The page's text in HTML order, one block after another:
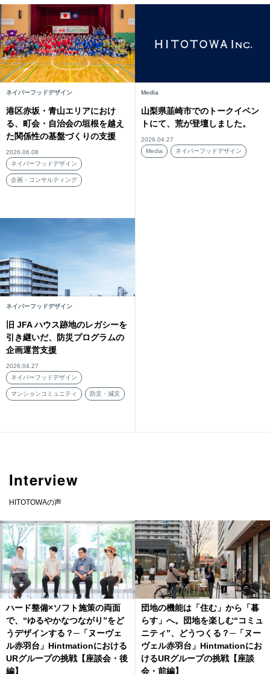
ネイバーフッドデザイン
港区赤坂・青山エリアにおけ
る、町会・自治会の垣根を越え
た関係性の基盤づくりの支援
2026.06.08
ネイバーフッドデザイン
企画・コンサルティング
Media
山梨県韮崎市でのトークイベン
トにて、荒が登壇しました。
2026.04.27
Media
ネイバーフッドデザイン
ネイバーフッドデザイン
旧 JFA ハウス跡地のレガシーを
引き継いだ、防災プログラムの
企画運営支援
2026.04.27
ネイバーフッドデザイン
マンションコミュニティ 防災・減災
Interview
HITOTOWAの声
ハード整備×ソフト施策の両面
で、“ゆるやかなつながり”をど
うデザインする？─「ヌーヴェ
ル赤羽台」Hintmationにおける
URグループの挑戦【座談会・後
編】
団地の機能は「住む」から「暮
らす」へ。団地を楽しむ“コミュ
ニティ”、どうつくる？─「ヌー
ヴェル赤羽台」Hintmationにお
けるURグループの挑戦【座談
会・前編】